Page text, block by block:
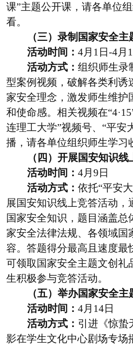
课”主题公开课，请各单位
看。
（三）录制国家安全
活动时间：4月 1 日-4月
活动方式：组织师生录
型案例视频，破解各类利诱
家安全理念，激发师生维护
和使命感。相关视频在“4·15
连理工大学”视频号、“平安
播，请各单位组织师生学习
（四）开展国安知识
活动时间：4月9 日
活动方式：依托“平安
展国安知识线上竞答活动，
国家安全知识，题目涵盖总
家安全法律法规、各领域国
容。答题得分最高且速度最
可领取国家安全主题文创礼
生积极参与竞答活动。
（五）举办国家安全
活动时间：4月 14日
活动方式： 引进《惊蛰
影在学生文化中心剧场专场